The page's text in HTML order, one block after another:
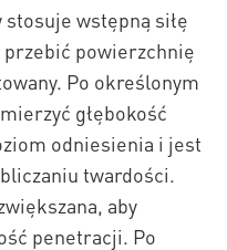
wstępną siłę
przebić powierzchnię
Po określonym
głębokość
odniesienia i jest
twardości.
aby
penetracji. Po